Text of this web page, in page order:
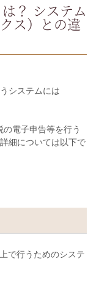
？ システム
ス）との違
システムには
の電子申告等を行う
細については以下で
で行うためのシステ